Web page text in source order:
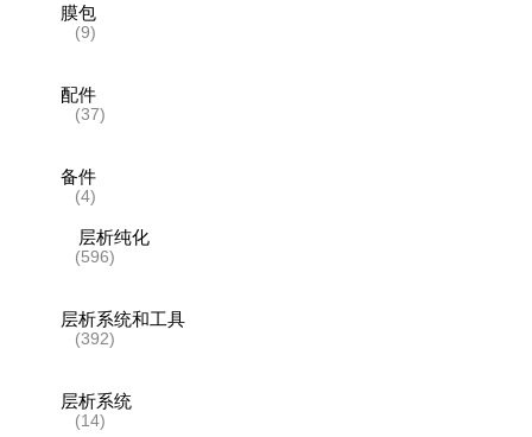
膜包
(9)
配件
(37)
备件
(4)
层析纯化
(596)
层析系统和工具
(392)
层析系统
(14)